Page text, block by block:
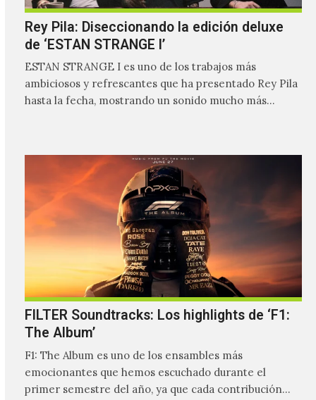
Rey Pila: Diseccionando la edición deluxe
de ‘ESTAN STRANGE I’
ESTAN STRANGE I es uno de los trabajos más
ambiciosos y refrescantes que ha presentado Rey Pila
hasta la fecha, mostrando un sonido mucho más…
FILTER Soundtracks: Los highlights de ‘F1:
The Album’
F1: The Album es uno de los ensambles más
emocionantes que hemos escuchado durante el
primer semestre del año, ya que cada contribución